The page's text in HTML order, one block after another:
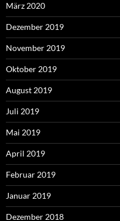
März 2020
Dezember 2019
November 2019
Oktober 2019
August 2019
Juli 2019
Mai 2019
April 2019
Februar 2019
Januar 2019
Dezember 2018